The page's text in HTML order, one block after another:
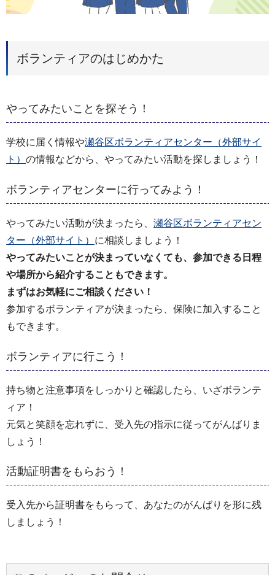
ボランティアのはじめかた
やってみたいことを探そう！
学校に届く情報や瀬谷区ボランティアセンター（外部サイ
ト） の情報などから、やってみたい活動を探しましょう！
ボランティアセンターに行ってみよう！
やってみたい活動が決まったら、 瀬谷区ボランティアセン
ター（外部サイト） に相談しましょう！
やってみたいことが決まっていなくても、参加できる日程
や場所から紹介することもできます。
まずはお気軽にご相談ください！
参加するボランティアが決まったら、保険に加入すること
もできます。
ボランティアに行こう！
持ち物と注意事項をしっかりと確認したら、いざボランテ
ィア！
元気と笑顔を忘れずに、受入先の指示に従ってがんばりま
しょう！
活動証明書をもらおう！
受入先から証明書をもらって、あなたのがんばりを形に残
しましょう！